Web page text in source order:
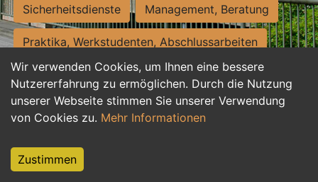
Wir verwenden Cookies, um Ihnen eine bessere
Nutzererfahrung zu ermöglichen. Durch die Nutzung
unserer Webseite stimmen Sie unserer Verwendung
von Cookies zu. Mehr Informationen
Zustimmen
Sicherheitsdienste Management, Beratung
Praktika, Werkstudenten, Abschlussarbeiten
Personalwesen Assistenz, Sekretariat
Hilfskräfte, Aushilfs- und Nebenjobs
Weiterbildung, Studium, duale Ausbildung